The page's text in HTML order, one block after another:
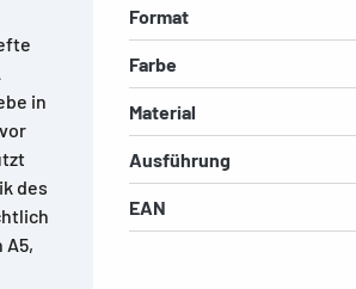
in
des
A5,
Format
Farbe
Material
Ausführung
EAN